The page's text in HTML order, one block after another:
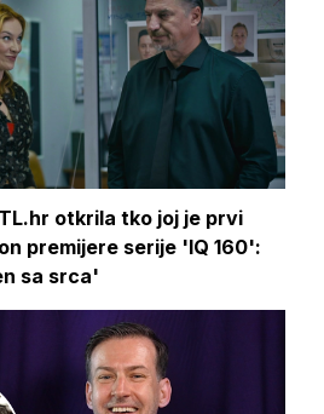
otkrila tko joj je prvi
premijere serije 'IQ 160':
sa srca'